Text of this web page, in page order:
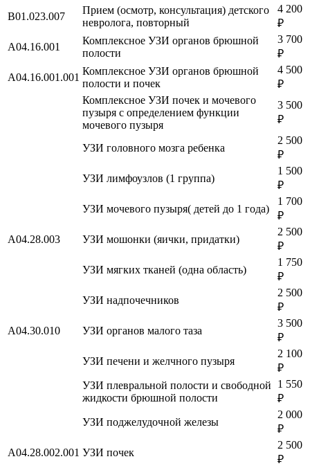
B01.023.007
Прием (осмотр, консультация) детского
невролога, повторный
4 200
₽
A04.16.001
Комплексное УЗИ органов брюшной
полости
3 700
₽
A04.16.001.001
Комплексное УЗИ органов брюшной
полости и почек
4 500
₽
Комплексное УЗИ почек и мочевого
пузыря с определением функции
мочевого пузыря
3 500
₽
УЗИ головного мозга ребенка
2 500
₽
УЗИ лимфоузлов (1 группа)
1 500
₽
УЗИ мочевого пузыря( детей до 1 года)
1 700
₽
A04.28.003
УЗИ мошонки (яички, придатки)
2 500
₽
УЗИ мягких тканей (одна область)
1 750
₽
УЗИ надпочечников
2 500
₽
A04.30.010
УЗИ органов малого таза
3 500
₽
УЗИ печени и желчного пузыря
2 100
₽
УЗИ плевральной полости и свободной
жидкости брюшной полости
1 550
₽
УЗИ поджелудочной железы
2 000
₽
A04.28.002.001 УЗИ почек
2 500
₽